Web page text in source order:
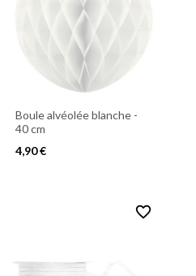
Boule alvéolée blanche -
40 cm
4,90 €
favorite_border